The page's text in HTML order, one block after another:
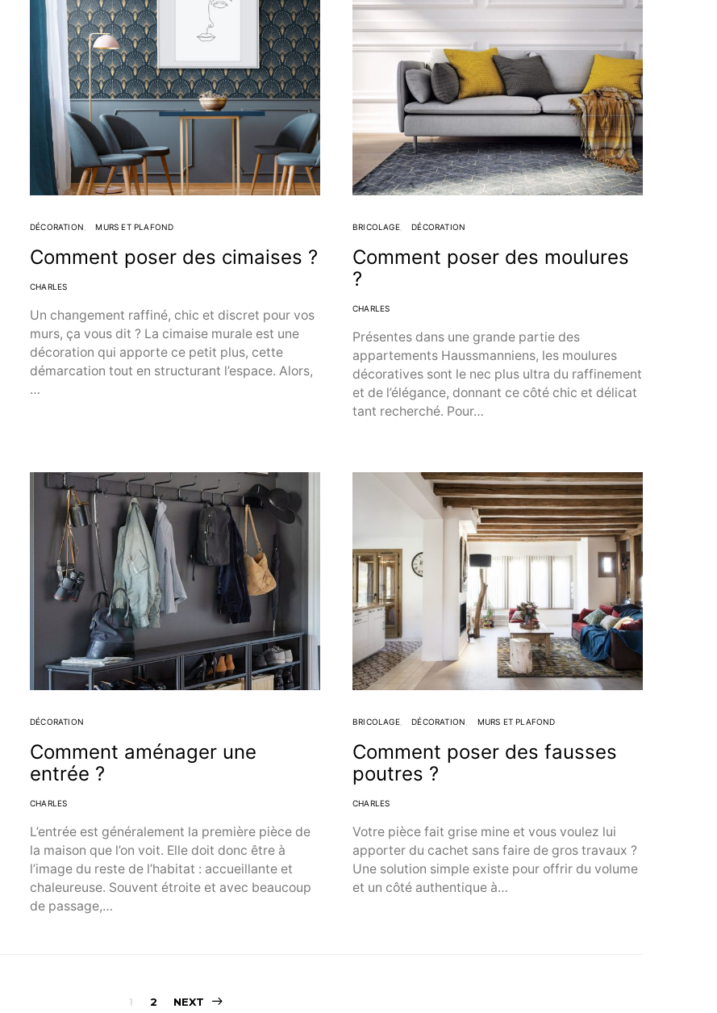
DÉCORATION MURS ET PLAFOND
Comment poser des cimaises ?
CHARLES
Un changement raffiné, chic et discret pour vos
murs, ça vous dit ? La cimaise murale est une
décoration qui apporte ce petit plus, cette
démarcation tout en structurant l’espace. Alors,
…
BRICOLAGE DÉCORATION
Comment poser des moulures
?
CHARLES
Présentes dans une grande partie des
appartements Haussmanniens, les moulures
décoratives sont le nec plus ultra du raffinement
et de l’élégance, donnant ce côté chic et délicat
tant recherché. Pour…
DÉCORATION
Comment aménager une
entrée ?
CHARLES
L’entrée est généralement la première pièce de
la maison que l’on voit. Elle doit donc être à
l’image du reste de l’habitat : accueillante et
chaleureuse. Souvent étroite et avec beaucoup
de passage,…
BRICOLAGE DÉCORATION MURS ET PLAFOND
Comment poser des fausses
poutres ?
CHARLES
Votre pièce fait grise mine et vous voulez lui
apporter du cachet sans faire de gros travaux ?
Une solution simple existe pour offrir du volume
et un côté authentique à…
1 2 NEXT